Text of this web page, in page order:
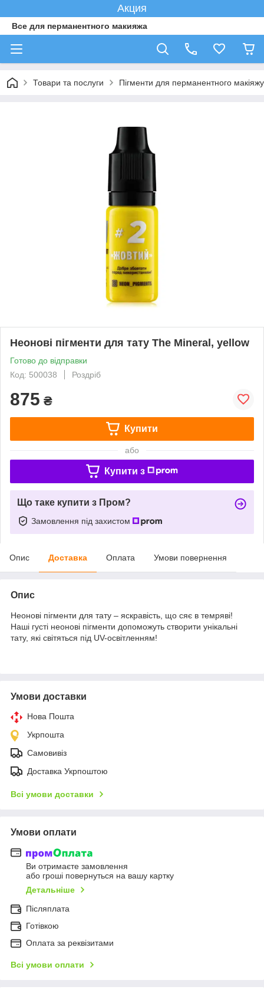
Акция
Все для перманентного макияжа
Товари та послуги Пігменти для перманентного макіяжу
Неонові пігменти для тату The Mineral, yellow
Готово до відправки
Код: 500038
Роздріб
875 ₴
Купити
або
Купити з
Що таке купити з Пром?
Замовлення під захистом
Опис Доставка Оплата Умови повернення
Опис
Неонові пігменти для тату – яскравість, що сяє в темряві!
Наші густі неонові пігменти допоможуть створити унікальні
тату, які світяться під UV-освітленням!
Умови доставки
Нова Пошта
Укрпошта
Самовивіз
Доставка Укрпоштою
Всі умови доставки
Умови оплати
Ви отримаєте замовлення
або гроші повернуться на вашу картку
Детальніше
Післяплата
Готівкою
Оплата за реквізитами
Всі умови оплати